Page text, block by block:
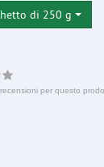
di 250 g
per questo